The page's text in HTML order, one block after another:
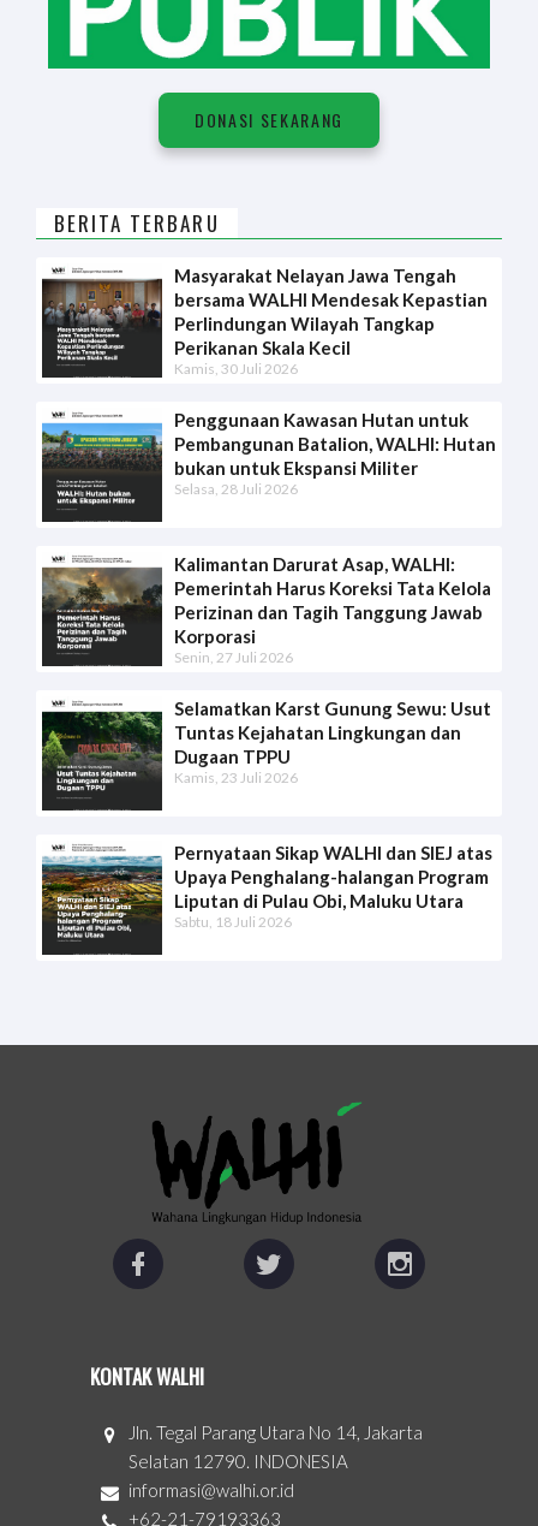
DONASI SEKARANG
BERITA TERBARU
Masyarakat Nelayan Jawa Tengah
bersama WALHI Mendesak Kepastian
Perlindungan Wilayah Tangkap
Perikanan Skala Kecil
Kamis, 30 Juli 2026
Penggunaan Kawasan Hutan untuk
Pembangunan Batalion, WALHI: Hutan
bukan untuk Ekspansi Militer
Selasa, 28 Juli 2026
Kalimantan Darurat Asap, WALHI:
Pemerintah Harus Koreksi Tata Kelola
Perizinan dan Tagih Tanggung Jawab
Korporasi
Senin, 27 Juli 2026
Selamatkan Karst Gunung Sewu: Usut
Tuntas Kejahatan Lingkungan dan
Dugaan TPPU
Kamis, 23 Juli 2026
Pernyataan Sikap WALHI dan SIEJ atas
Upaya Penghalang-halangan Program
Liputan di Pulau Obi, Maluku Utara
Sabtu, 18 Juli 2026
KONTAK WALHI
Jln. Tegal Parang Utara No 14, Jakarta
Selatan 12790. INDONESIA
informasi@walhi.or.id
+62-21-79193363